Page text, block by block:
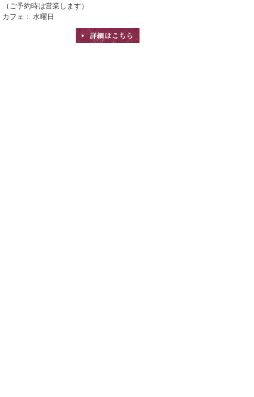
（ご予約時は営業します）
カフェ： 水曜日